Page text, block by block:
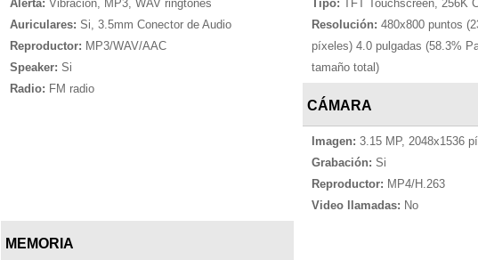
Alerta: Vibración, MP3, WAV ringtones
Auriculares: Si, 3.5mm Conector de Audio
Reproductor: MP3/WAV/AAC
Speaker: Si
Radio: FM radio
Tipo: TFT Touchscreen, 256K
Resolución: 480x800 puntos
píxeles) 4.0 pulgadas (58.3%
tamaño total)
CÁMARA
Imagen: 3.15 MP, 2048x1536
Grabación: Si
Reproductor: MP4/H.263
Video llamadas: No
MEMORIA